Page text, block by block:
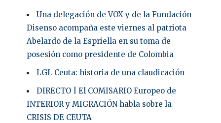
Una delegación de VOX y de la Fundación
Disenso acompaña este viernes al patriota
Abelardo de la Espriella en su toma de
posesión como presidente de Colombia
LGI. Ceuta: historia de una claudicación
DIRECTO | El COMISARIO Europeo de
INTERIOR y MIGRACIÓN habla sobre la
CRISIS DE CEUTA